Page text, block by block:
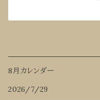
8月カレンダー
2026/7/29